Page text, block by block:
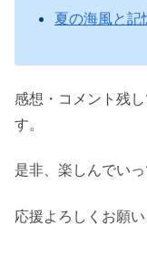
夏の海風と記
感想・コメント残
す。
是非、楽しんでい
応援よろしくお願い